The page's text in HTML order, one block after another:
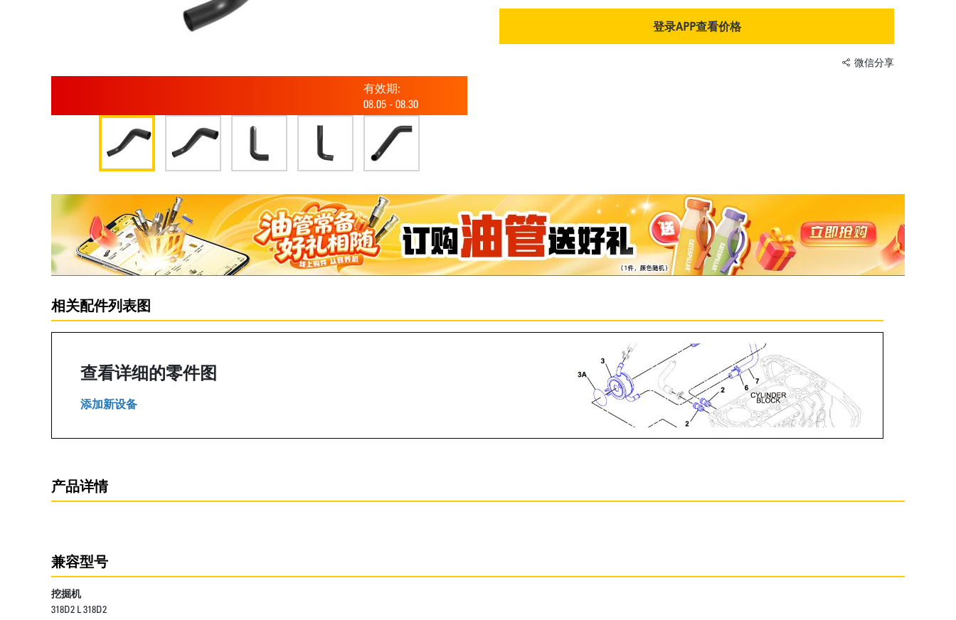
有效期:
08.05 - 08.30
登录APP查看价格
微信分享
相关配件列表图
查看详细的零件图
添加新设备
产品详情
兼容型号
挖掘机
318D2 L 318D2